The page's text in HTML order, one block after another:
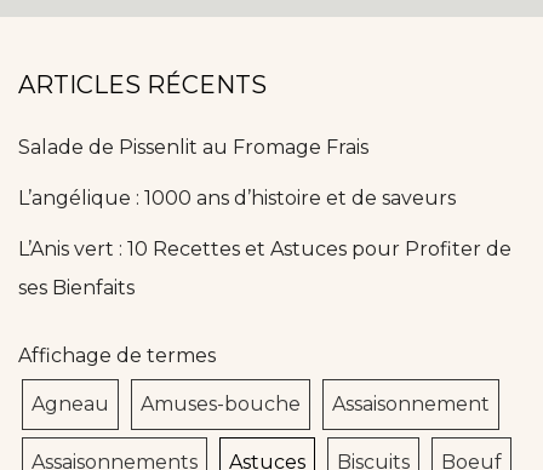
ARTICLES RÉCENTS
Salade de Pissenlit au Fromage Frais
L’angélique : 1000 ans d’histoire et de saveurs
L’Anis vert : 10 Recettes et Astuces pour Profiter de
ses Bienfaits
Affichage de termes
Agneau Amuses-bouche Assaisonnement
Assaisonnements Astuces Biscuits Boeuf